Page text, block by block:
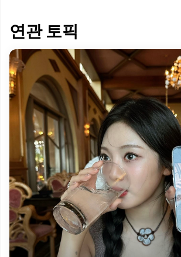
연관 토픽